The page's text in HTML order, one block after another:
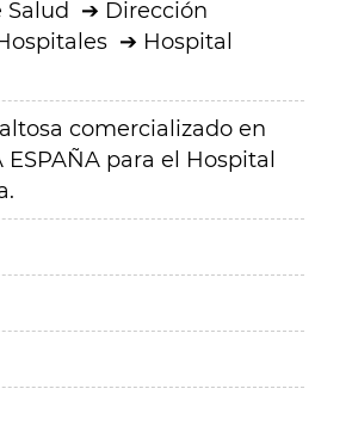
Salud
Dirección
Hospital
comercializado en
para el Hospital